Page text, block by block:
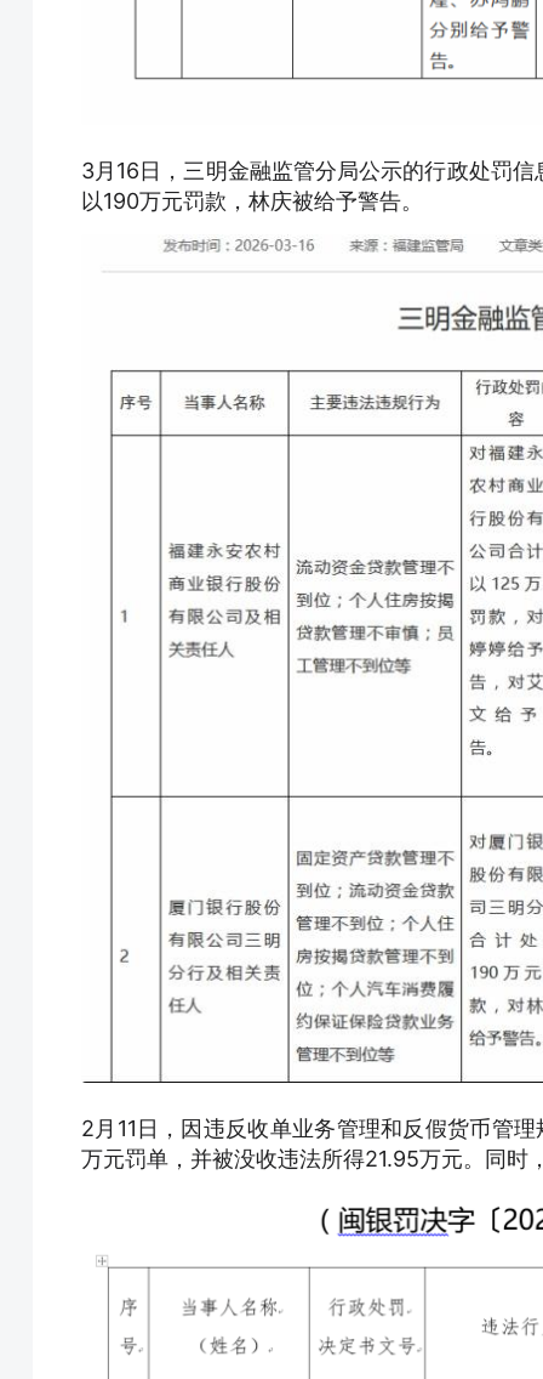
3月16日，三明金融监管分局公示的行政处罚
以190万元罚款，林庆被给予警告。
2月11日，因违反收单业务管理和反假货币管
万元罚单，并被没收违法所得21.95万元。同